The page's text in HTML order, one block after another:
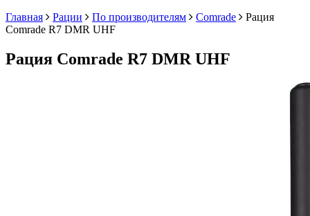
Главная
Рации По производителям Comrade
Рация
Comrade R7 DMR UHF
Рация Comrade R7 DMR UHF